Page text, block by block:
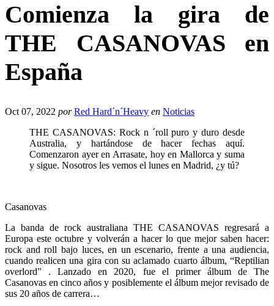
Comienza la gira de
THE CASANOVAS en
España
Oct 07, 2022 por Red Hard´n´Heavy en Noticias
THE CASANOVAS: Rock n ´roll puro y duro desde
Australia, y hartándose de hacer fechas aquí.
Comenzaron ayer en Arrasate, hoy en Mallorca y suma
y sigue. Nosotros les vemos el lunes en Madrid, ¿y tú?
Casanovas
La banda de rock australiana THE CASANOVAS regresará a
Europa este octubre y volverán a hacer lo que mejor saben hacer:
rock and roll bajo luces, en un escenario, frente a una audiencia,
cuando realicen una gira con su aclamado cuarto álbum, “Reptilian
overlord” . Lanzado en 2020, fue el primer álbum de The
Casanovas en cinco años y posiblemente el álbum mejor revisado de
sus 20 años de carrera…